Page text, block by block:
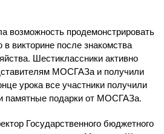
возможность продемонстрировать
викторине после знакомства
Шестиклассники активно
МОСГАЗа и получили
урока все участники получили
памятные подарки от МОСГАЗа.
Государственного бюджетного